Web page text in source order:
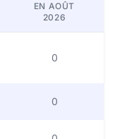
EN AOÛT
2026
0
0